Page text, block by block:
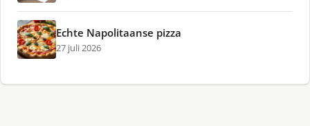
Echte Napolitaanse pizza
27 juli 2026